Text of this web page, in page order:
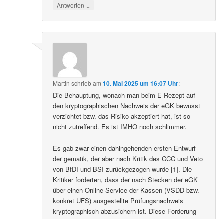
Antworten ↓
Martin schriebam10. Mai 2025 um 16:07 Uhr:
Die Behauptung, wonach man beim E-Rezept auf
den kryptographischen Nachweis der eGK bewusst
verzichtet bzw. das Risiko akzeptiert hat, ist so
nicht zutreffend. Es ist IMHO noch schlimmer.
Es gab zwar einen dahingehenden ersten Entwurf
der gematik, der aber nach Kritik des CCC und Veto
von BfDI und BSI zurückgezogen wurde [1]. Die
Kritiker forderten, dass der nach Stecken der eGK
über einen Online-Service der Kassen (VSDD bzw.
konkret UFS) ausgestellte Prüfungsnachweis
kryptographisch abzusichern ist. Diese Forderung